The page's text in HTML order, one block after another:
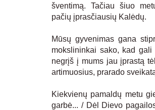
šventimą. Tačiau šiuo
pačių įprasčiausių Kalėdų.
Mūsų gyvenimas gana
mokslininkai sako, kad
negrįš į mums jau įprastą
artimuosius, prarado
Kiekvienų pamaldų metu
garbė... / Dėl Dievo